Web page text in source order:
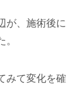
が、施術後に
みて変化を確